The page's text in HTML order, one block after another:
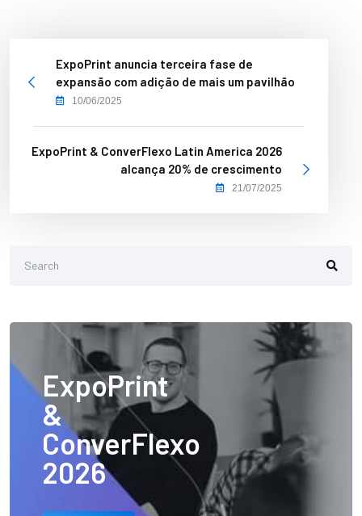
ExpoPrint anuncia terceira fase de
expansão com adição de mais um pavilhão
10/06/2025
ExpoPrint & ConverFlexo Latin America 2026
alcança 20% de crescimento
21/07/2025
ExpoPrint
&
ConverFlexo
2026